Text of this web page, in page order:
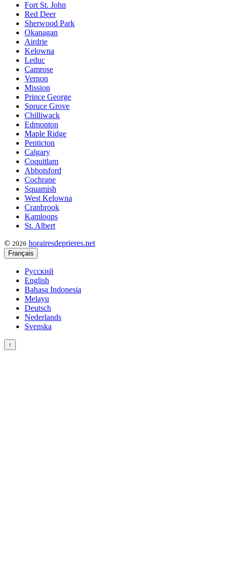
Fort St. John
Red Deer
Sherwood Park
Okanagan
Airdrie
Kelowna
Leduc
Camrose
Vernon
Mission
Prince George
Spruce Grove
Chilliwack
Edmonton
Maple Ridge
Penticton
Calgary
Coquitlam
Abbotsford
Cochrane
Squamish
West Kelowna
Cranbrook
Kamloops
St. Albert
© 2026 horairesdeprieres.net
Français
Русский
English
Bahasa Indonesia
Melayu
Deutsch
Nederlands
Svenska
↑